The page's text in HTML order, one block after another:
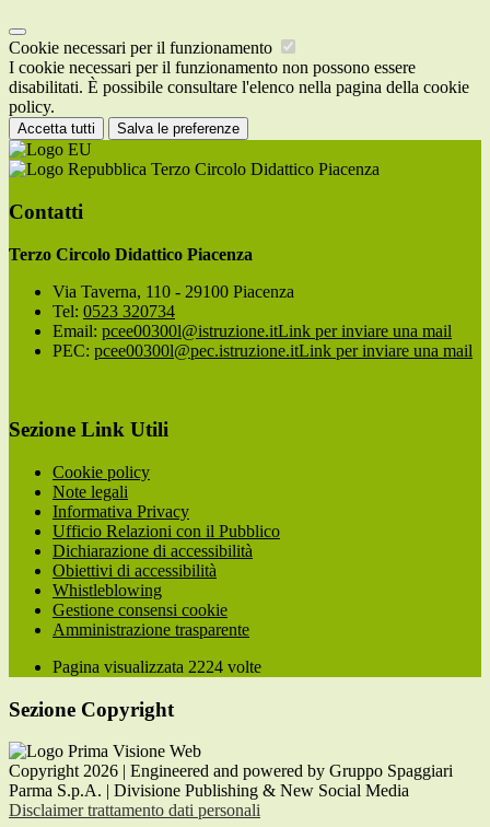
Cookie necessari per il funzionamento
I cookie necessari per il funzionamento non possono essere
disabilitati. È possibile consultare l'elenco nella pagina della cookie
policy.
Accetta tutti Salva le preferenze
Terzo Circolo Didattico Piacenza
Contatti
Terzo Circolo Didattico Piacenza
Via Taverna, 110 - 29100 Piacenza
Tel: 0523 320734
Email: pcee00300l@istruzione.itLink per inviare una mail
PEC: pcee00300l@pec.istruzione.itLink per inviare una mail
Sezione Link Utili
Cookie policy
Note legali
Informativa Privacy
Ufficio Relazioni con il Pubblico
Dichiarazione di accessibilità
Obiettivi di accessibilità
Whistleblowing
Gestione consensi cookie
Amministrazione trasparente
Pagina visualizzata 2224 volte
Sezione Copyright
Copyright 2026 | Engineered and powered by Gruppo Spaggiari
Parma S.p.A. | Divisione Publishing & New Social Media
Disclaimer trattamento dati personali